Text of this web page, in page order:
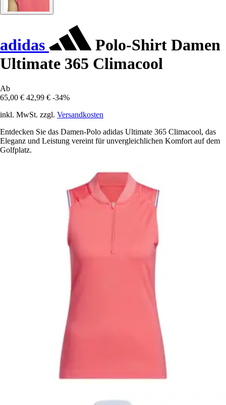
adidas
Polo-Shirt Damen
Ultimate 365 Climacool
Ab
65,00 € 42,99 € -34%
inkl. MwSt. zzgl. Versandkosten
Entdecken Sie das Damen-Polo adidas Ultimate 365 Climacool, das
Eleganz und Leistung vereint für unvergleichlichen Komfort auf dem
Golfplatz.